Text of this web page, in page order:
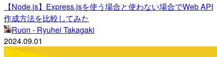
【Node.js】Express.jsを使う場合と使わない場合でWeb API
作成方法を比較してみた
Ruon - Ryuhei Takagaki
2024.09.01